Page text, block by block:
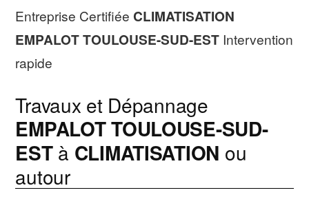
Entreprise Certifiée CLIMATISATION
EMPALOT TOULOUSE-SUD-EST Intervention
rapide
Travaux et Dépannage
EMPALOT TOULOUSE-SUD-
ESTà CLIMATISATION ou
autour